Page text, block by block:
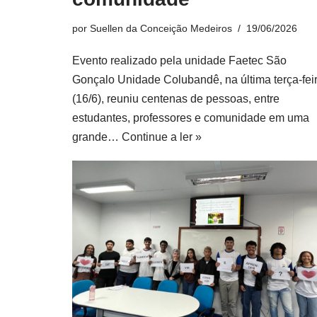
por Suellen da Conceição Medeiros 19/06/2026
Evento realizado pela unidade Faetec São
Gonçalo Unidade Colubandê, na última terça-
(16/6), reuniu centenas de pessoas, entre
estudantes, professores e comunidade em uma
grande… Continue a ler »